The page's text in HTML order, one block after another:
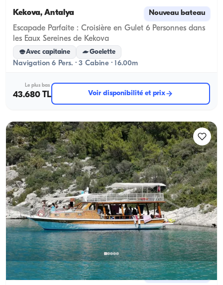
Kekova, Antalya Nouveau bateau
Escapade Parfaite : Croisière en Gulet 6 Personnes dans
les Eaux Sereines de Kekova
Avec capitaine Goelette
Navigation 6 Pers. · 3 Cabine · 16.00m
Le plus bas
43.680 TL Voir disponibilité et prix
Kekova, Antalya Nouveau bateau